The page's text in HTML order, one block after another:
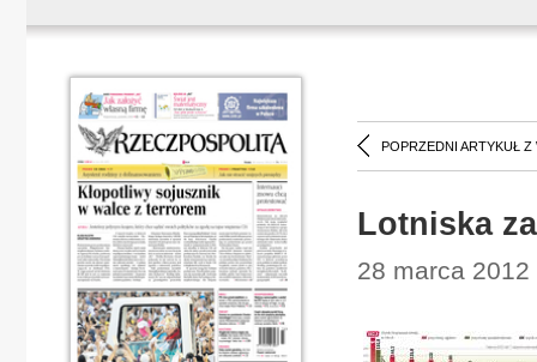
POPRZEDNI ARTYKUŁ Z
Lotniska
28 marca